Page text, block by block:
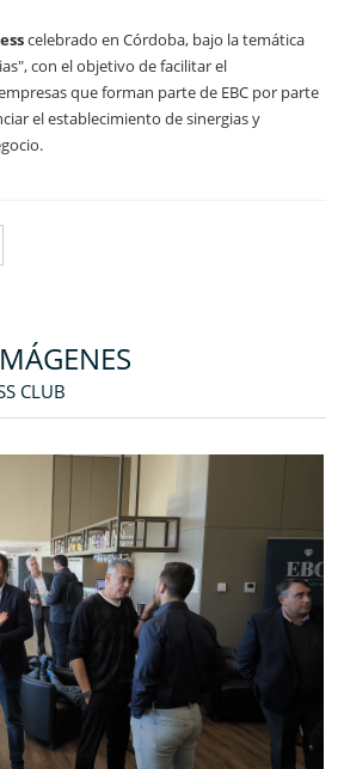
celebrado en Córdoba, bajo la temática
con el objetivo de facilitar el
que forman parte de EBC por parte
el establecimiento de sinergias y
CLUB